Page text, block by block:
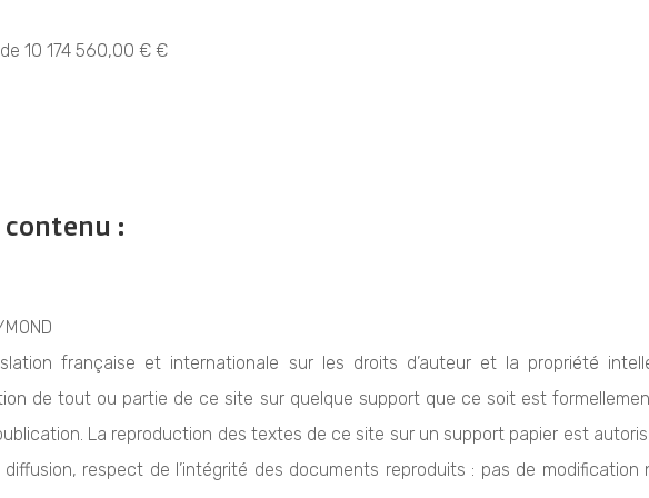
10 174 560,00 € €
:
française et internationale sur les droits d’auteur et la propriété
de tout ou partie de ce site sur quelque support que ce soit est
La reproduction des textes de ce site sur un support papier est
respect de l’intégrité des documents reproduits : pas de modification